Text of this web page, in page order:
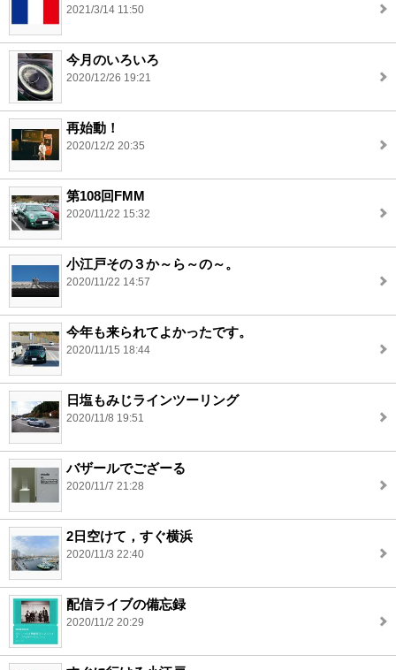
2021/3/14 11:50
今月のいろいろ
2020/12/26 19:21
再始動！
2020/12/2 20:35
第108回FMM
2020/11/22 15:32
小江戸その３か～ら～の～。
2020/11/22 14:57
今年も来られてよかったです。
2020/11/15 18:44
日塩もみじラインツーリング
2020/11/8 19:51
バザールでござーる
2020/11/7 21:28
2日空けて，すぐ横浜
2020/11/3 22:40
配信ライブの備忘録
2020/11/2 20:29